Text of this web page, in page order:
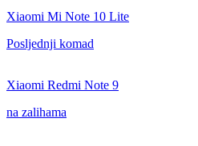
Xiaomi Mi Note 10 Lite
Posljednji komad
Xiaomi Redmi Note 9
na zalihama